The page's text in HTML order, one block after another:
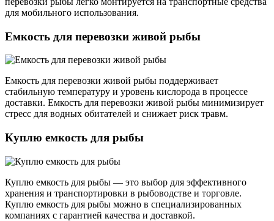
для мобильного использования.
Емкость для перевозки живой рыбы
Емкость для перевозки живой рыбы поддерживает
стабильную температуру и уровень кислорода в процессе
доставки. Емкость для перевозки живой рыбы минимизирует
стресс для водных обитателей и снижает риск травм.
Куплю емкость для рыбы
Куплю емкость для рыбы — это выбор для эффективного
хранения и транспортировки в рыбоводстве и торговле.
Куплю емкость для рыбы можно в специализированных
компаниях с гарантией качества и доставкой.